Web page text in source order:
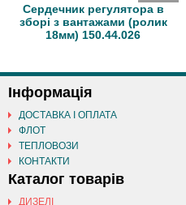
Сердечник регулятора в
зборі з вантажами (ролик
18мм) 150.44.026
Інформація
ДОСТАВКА І ОПЛАТА
ФЛОТ
ТЕПЛОВОЗИ
КОНТАКТИ
Каталог товарів
ДИЗЕЛІ